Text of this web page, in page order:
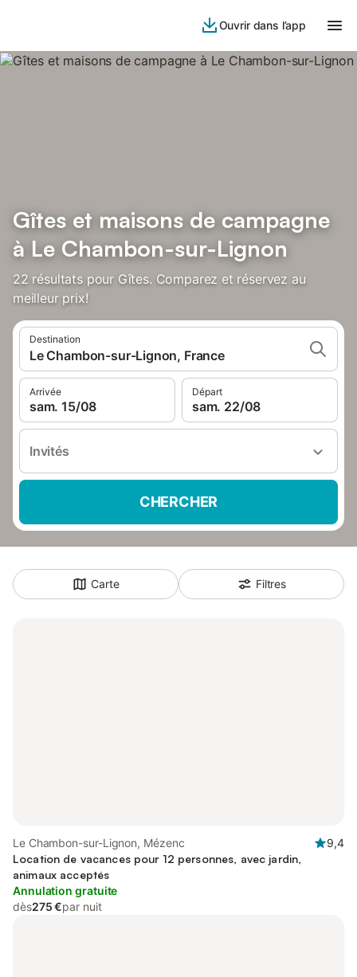
Ouvrir dans l’app
Gîtes et maisons de campagne
à Le Chambon-sur-Lignon
22 résultats pour Gîtes. Comparez et réservez au
meilleur prix!
Destination
Le Chambon-sur-Lignon, France
Arrivée
sam. 15/08
Départ
sam. 22/08
Invités
CHERCHER
Carte Filtres
Le Chambon-sur-Lignon, Mézenc
9,4
Location de vacances pour 12 personnes, avec jardin,
animaux acceptés
Annulation gratuite
dès275 €par nuit